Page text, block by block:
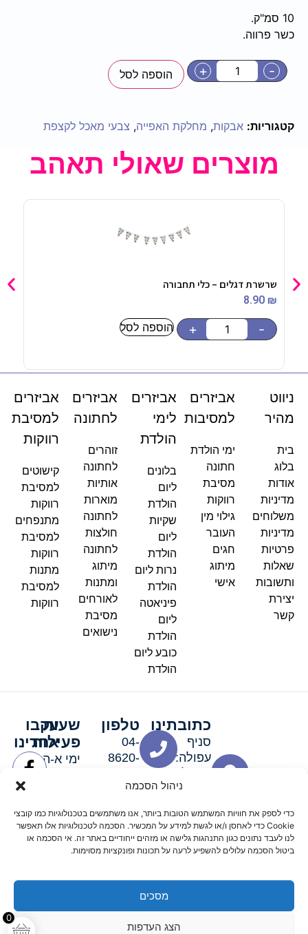
ניהול הסכמה
כדי לספק את חוויות המשתמש הטובות ביותר, אנו משתמשים בטכנולוגיות כמו קובצי
Cookie כדי לאחסן ו/או לגשת למידע על המכשיר. הסכמה לטכנולוגיות אלו תאפשר
לנו לעבד נתונים כגון התנהגות גלישה או מזהים ייחודיים באתר זה. אי הסכמה או
ביטול הסכמה עלולים להשפיע לרעה על תכונות ופונקציות מסוימות.
מסכים
הצג העדפות
0
10 סמ"ק.
כשר פרווה.
-
+ הוספה לסל
קטגוריות: אבקות, מחלקת האפייה, צבעי מאכל לקצפת
מוצרים שאולי תאהב
שרשרת דגלים – כלי תחבורה
8.90 ₪
-
+ הוספה לסל
ניווט
מהיר
בית
בלוג
אודות
מדיניות
משלוחים
מדיניות
פרטיות
שאלות
ותשובות
יצירת
קשר
אביזרים
למסיבות
ימי הולדת
חתונה
מסיבת
רווקות
גילוי מין
העובר
חגים
מיתוג
אישי
אביזרים
לימי
הולדת
בלונים
ליום
הולדת
שקיות
ליום
הולדת
נרות ליום
הולדת
פיניאטה
ליום
הולדת
כובע ליום
הולדת
אביזרים
לחתונה
זוהרים
לחתונה
אותיות
מוארות
לחתונה
חולצות
לחתונה
מיתוג
ומתנות
לאורחים
מסיבת
נישואים
אביזרים
למסיבת
רווקות
קישוטים
למסיבת
רווקות
מתנפחים
למסיבת
רווקות
מתנות
למסיבת
רווקות
כתובתינו
סניף
עפולה:
סניף מגדל
האלה 19
טלפון
04-
8620-
שעות
פעילות
ימי א-ה:
ימי שישי
וערבי חג:
8:30-
15:00
עקבו
אחרינו
תקנון אתרשלום דיגיטל קידום אורגני מקצועי